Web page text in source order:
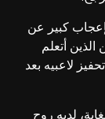
كبير عن
الذين أتعلم
لاعبيه بعد
لديه روح